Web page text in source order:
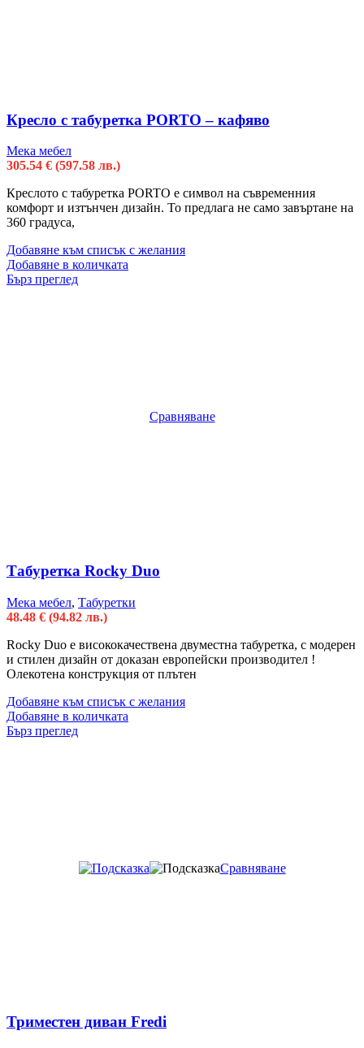
Кресло с табуретка PORTO – кафяво
Мека мебел
305.54 € (597.58 лв.)
Креслото с табуретка PORTO е символ на съвременния
комфорт и изтънчен дизайн. То предлага не само завъртане на
360 градуса,
Добавяне към списък с желания
Добавяне в количката
Бърз преглед
Сравняване
Табуретка Rocky Duo
Мека мебел, Табуретки
48.48 € (94.82 лв.)
Rocky Duo e висококачественa двуместна табуретка, с модерен
и стилен дизайн от доказан европейски производител !
Олекотена конструкция от плътен
Добавяне към списък с желания
Добавяне в количката
Бърз преглед
Сравняване
Триместен диван Fredi